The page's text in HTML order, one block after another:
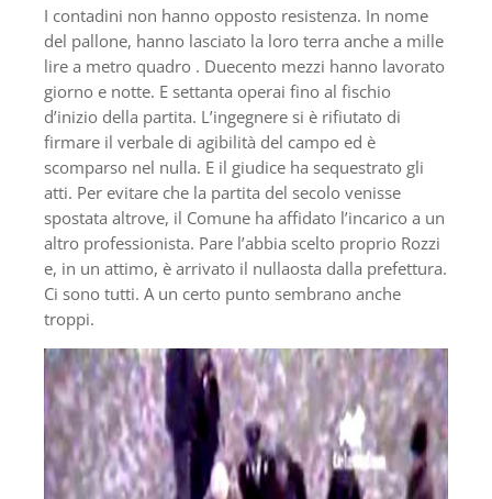
I contadini non hanno opposto resistenza. In nome
del pallone, hanno lasciato la loro terra anche a mille
lire a metro quadro . Duecento mezzi hanno lavorato
giorno e notte. E settanta operai fino al fischio
d’inizio della partita. L’ingegnere si è rifiutato di
firmare il verbale di agibilità del campo ed è
scomparso nel nulla. E il giudice ha sequestrato gli
atti. Per evitare che la partita del secolo venisse
spostata altrove, il Comune ha affidato l’incarico a un
altro professionista. Pare l’abbia scelto proprio Rozzi
e, in un attimo, è arrivato il nullaosta dalla prefettura.
Ci sono tutti. A un certo punto sembrano anche
troppi.